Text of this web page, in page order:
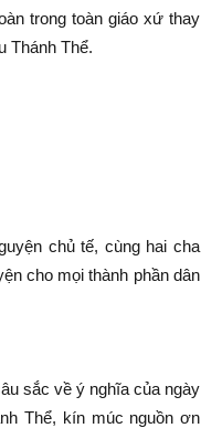
trong toàn giáo xứ thay
Thánh Thể.
chủ tế, cùng hai cha
cho mọi thành phần dân
sắc về ý nghĩa của ngày
Thể, kín múc nguồn ơn